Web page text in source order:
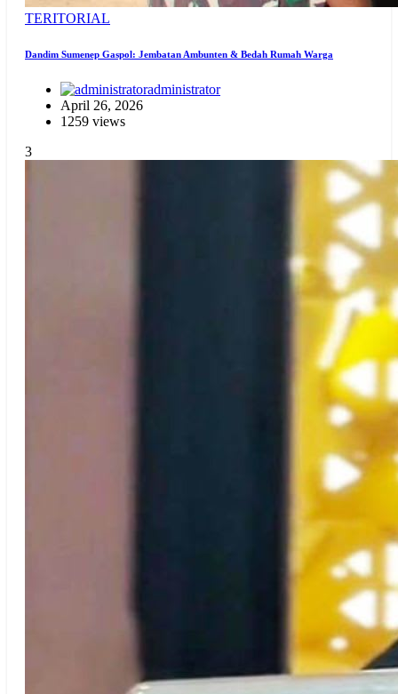
TERITORIAL
Dandim Sumenep Gaspol: Jembatan Ambunten & Bedah Rumah Warga
administrator
April 26, 2026
1259 views
3